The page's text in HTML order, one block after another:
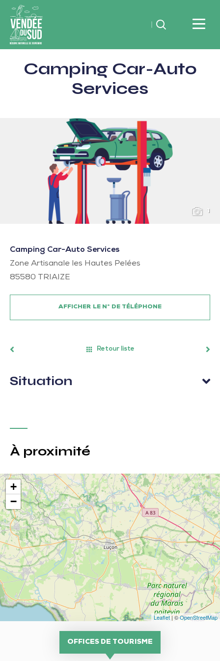
Vendée
Rechercher
Camping Car-Auto
Services
1
Camping Car-Auto Services
Zone Artisanale les Hautes Pelées
85580 TRIAIZE
AFFICHER LE N° DE TÉLÉPHONE
Retour liste
Situation
À proximité
+
−
Leaflet| ©OpenStreetMap
OFFICES DE TOURISME